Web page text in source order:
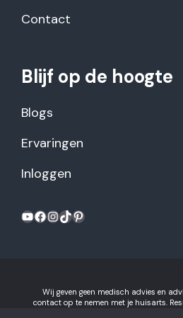
Contact
Blijf op de hoogte
Blogs
Ervaringen
Inloggen
Wij geven geen medisch advies en
contact op te nemen met je huisarts.